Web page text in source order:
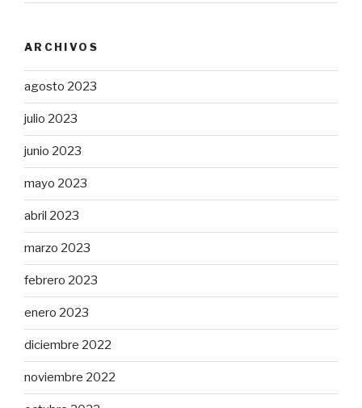
ARCHIVOS
agosto 2023
julio 2023
junio 2023
mayo 2023
abril 2023
marzo 2023
febrero 2023
enero 2023
diciembre 2022
noviembre 2022